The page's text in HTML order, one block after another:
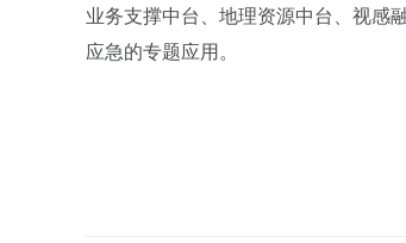
业务支撑中台、地理资源中台、视感
应急的专题应用。